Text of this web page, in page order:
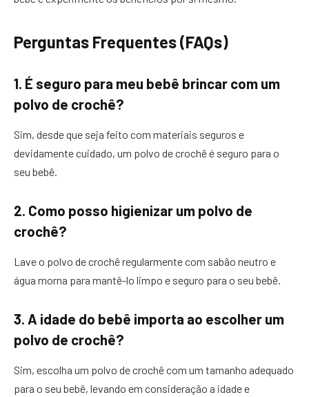
Perguntas Frequentes (FAQs)
1. É seguro para meu bebê brincar com um
polvo de crochê?
Sim, desde que seja feito com materiais seguros e
devidamente cuidado, um polvo de crochê é seguro para o
seu bebê.
2. Como posso higienizar um polvo de
crochê?
Lave o polvo de crochê regularmente com sabão neutro e
água morna para mantê-lo limpo e seguro para o seu bebê.
3. A idade do bebê importa ao escolher um
polvo de crochê?
Sim, escolha um polvo de crochê com um tamanho adequado
para o seu bebê, levando em consideração a idade e